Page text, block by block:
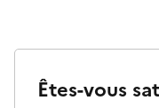
Êtes-vous